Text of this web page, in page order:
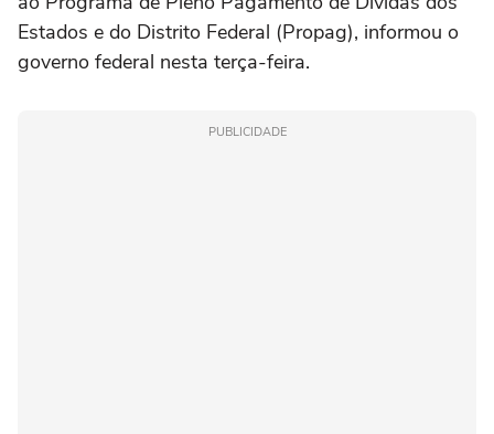
Estados e do ‌Distrito Federal (Propag), informou o
governo federal nesta terça-feira.
PUBLICIDADE